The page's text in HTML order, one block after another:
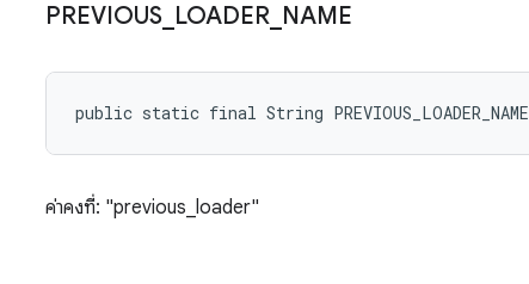
PREVIOUS LOADER NAME
public static final String PREVIOUS_LOADER_NAME
ค่าคงที่: "previous_loader"